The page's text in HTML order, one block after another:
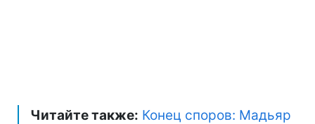
Читайте также: Конец споров: Мадьяр